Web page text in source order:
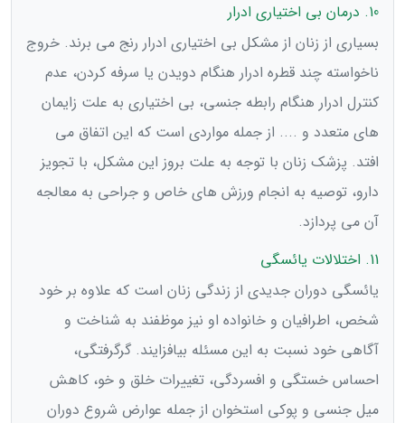
10. درمان بی اختیاری ادرار
بسیاری از زنان از مشکل بی اختیاری ادرار رنج می برند. خروج
ناخواسته چند قطره ادرار هنگام دویدن یا سرفه کردن، عدم
کنترل ادرار هنگام رابطه جنسی، بی اختیاری به علت زایمان
های متعدد و .... از جمله مواردی است که این اتفاق می
افتد. پزشک زنان با توجه به علت بروز این مشکل، با تجویز
دارو، توصیه به انجام ورزش های خاص و جراحی به معالجه
آن می پردازد.
11. اختلالات یائسگی
یائسگی دوران جدیدی از زندگی زنان است که علاوه بر خود
شخص، اطرافیان و خانواده او نیز موظفند به شناخت و
آگاهی خود نسبت به این مسئله بیافزایند. گرگرفتگی،
احساس خستگی و افسردگی، تغییرات خلق و خو، کاهش
میل جنسی و پوکی استخوان از جمله عوارض شروع دوران